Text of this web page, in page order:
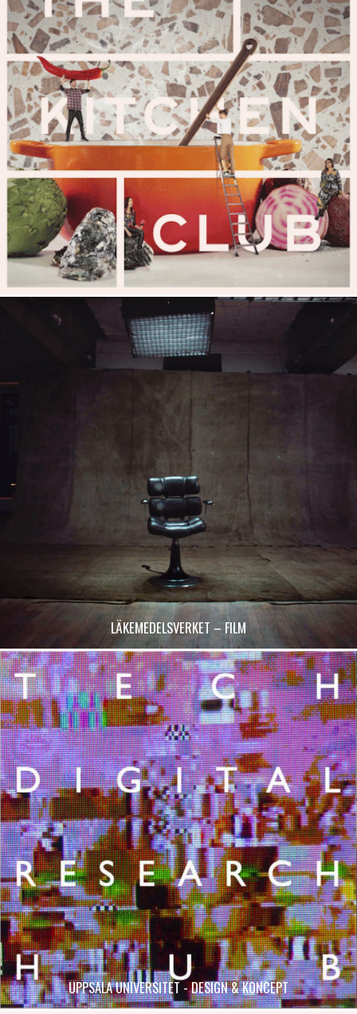
LÄKEMEDELSVERKET – FILM
UPPSALA UNIVERSITET - DESIGN & KONCEPT